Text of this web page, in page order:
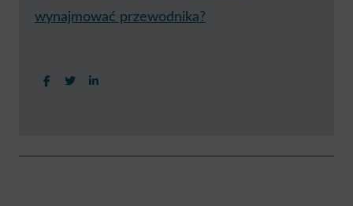
wynajmować przewodnika?